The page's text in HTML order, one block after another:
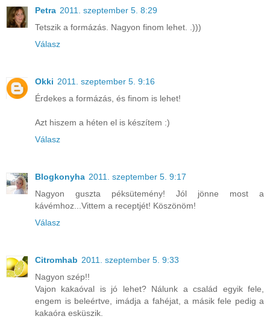
Petra 2011. szeptember 5. 8:29
Tetszik a formázás. Nagyon finom lehet. .)))
Válasz
Okki 2011. szeptember 5. 9:16
Érdekes a formázás, és finom is lehet!
Azt hiszem a héten el is készítem :)
Válasz
Blogkonyha 2011. szeptember 5. 9:17
Nagyon guszta péksütemény! Jól jönne most a
kávémhoz...Vittem a receptjét! Köszönöm!
Válasz
Citromhab 2011. szeptember 5. 9:33
Nagyon szép!!
Vajon kakaóval is jó lehet? Nálunk a család egyik fele,
engem is beleértve, imádja a fahéjat, a másik fele pedig a
kakaóra esküszik.